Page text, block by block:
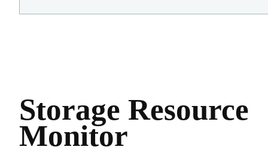
Storage Resource
Monitor